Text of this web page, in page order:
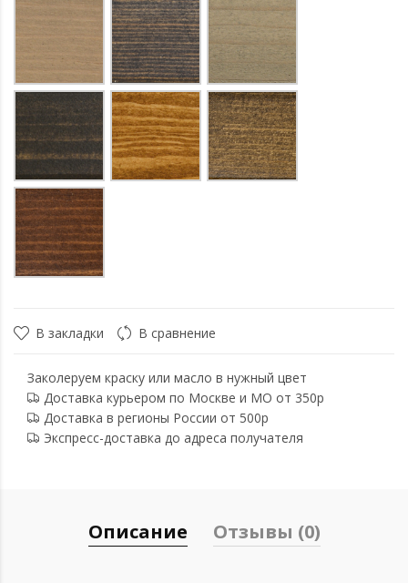
В закладки В сравнение
Заколеруем краску или масло в нужный цвет
Доставка курьером по Москве и МО от 350р
Доставка в регионы России от 500р
Экспресс-доставка до адреса получателя
Описание Отзывы (0)